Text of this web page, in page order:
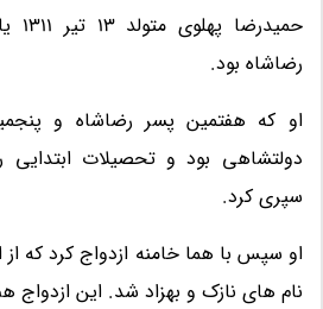
رضاشاه بود.
او که هفتمین پسر رضاشاه و
دولتشاهی بود و تحصیلات ابتدایی
سپری کرد.
او سپس با هما خامنه ازدواج کرد که
نام های نازک و بهزاد شد. این ازدواج